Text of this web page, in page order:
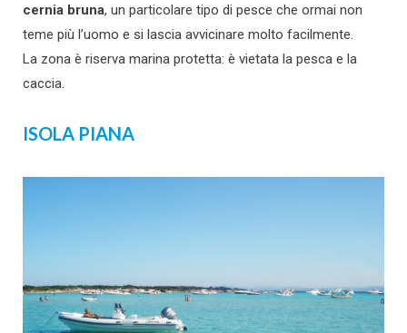
cernia bruna, un particolare tipo di pesce che ormai non
teme più l’uomo e si lascia avvicinare molto facilmente.
La zona è riserva marina protetta: è vietata la pesca e la
caccia.
ISOLA PIANA